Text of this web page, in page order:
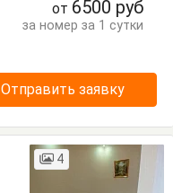
от 6500 руб
за номер за 1 сутки
Отправить заявку
4